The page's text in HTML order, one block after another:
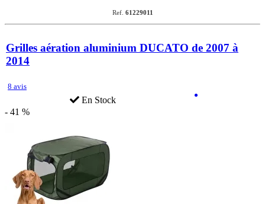
Ref. 61229011
Grilles aération aluminium DUCATO de 2007 à
2014
8 avis
En Stock
- 41 %